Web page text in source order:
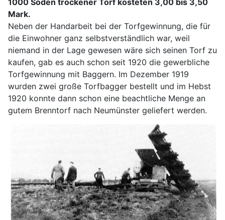
Mark.
Neben der Handarbeit bei der Torfgewinnung, die für
die Einwohner ganz selbstverständlich war, weil
niemand in der Lage gewesen wäre sich seinen Torf zu
kaufen, gab es auch schon seit 1920 die gewerbliche
Torfgewinnung mit Baggern. Im Dezember 1919
wurden zwei große Torfbagger bestellt und im Hebst
1920 konnte dann schon eine beachtliche Menge an
gutem Brenntorf nach Neumünster geliefert werden.